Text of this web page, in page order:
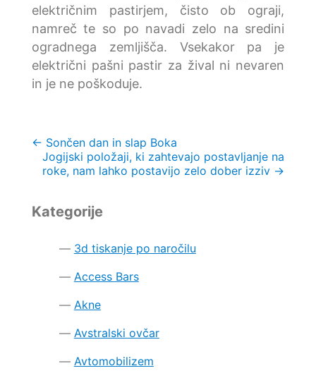
električnim pastirjem, čisto ob ograji,
namreč te so po navadi zelo na sredini
ogradnega zemljišča. Vsekakor pa je
električni pašni pastir za žival ni nevaren
in je ne poškoduje.
Navigacija
prispevka
← Sončen dan in slap Boka
Jogijski položaji, ki zahtevajo postavljanje na
roke, nam lahko postavijo zelo dober izziv →
Kategorije
3d tiskanje po naročilu
Access Bars
Akne
Avstralski ovčar
Avtomobilizem